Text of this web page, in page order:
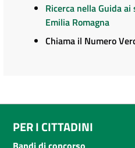
Ricerca nella Guida
Emilia Romagna
Chiama il Numero
PER I CITTADINI